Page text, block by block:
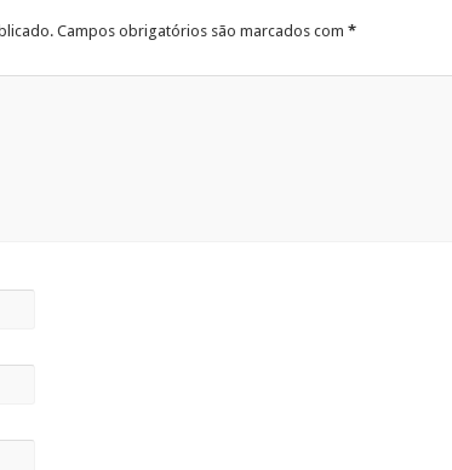
Campos obrigatórios são marcados com *